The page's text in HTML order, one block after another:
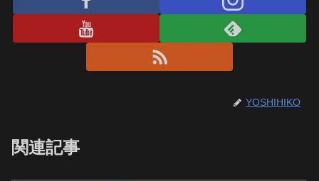
YOSHIHIKO
関連記事